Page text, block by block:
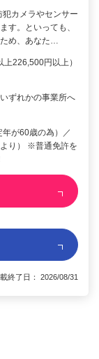
カメラやセンサー
す。といっても、
め、あなた…
226,500円以上）
ずれかの事業所へ
が60歳の為）／
り） ※普通免許を
終了日： 2026/08/31